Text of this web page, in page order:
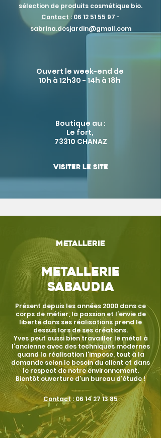
sélection de produits cosmétique bio.
Contact :06 12 51 55 97 -
sabrina.desjardin@gmail.com
Ouvert le week-end de
10h à 12h30 - 14h à 18h
Boutique au :
Le fort,
73310 CHANAZ
Visiter le site
metallerie
metallerie
sabaudia
Présent depuis les années 2000 dans ce
corps de métier, la passion et l’envie de
liberté dans ses réalisations prend le
dessus lors de ses créations.
Yves peut aussi bien travailler le métal à
l’ancienne avec des techniques modernes
quand la réalisation l’impose, tout à la
demande selon le besoin du client et dans
le respect de notre environnement.
Bientôt ouverture d'un bureau d'étude !
Contact: 06 14 27 13 85